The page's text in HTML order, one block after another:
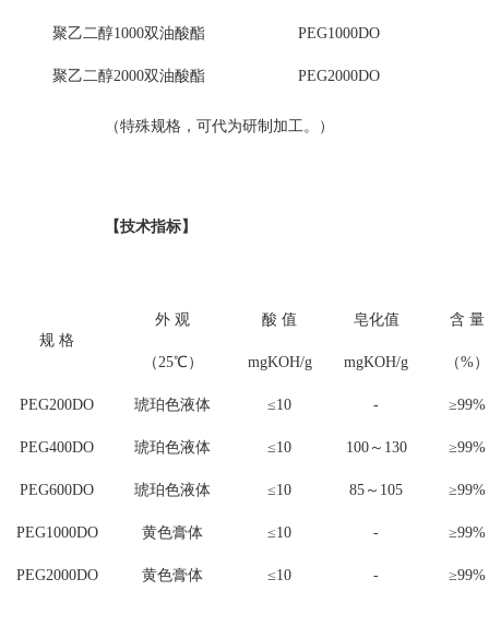
聚乙二醇1000双油酸酯 PEG1000DO
聚乙二醇2000双油酸酯 PEG2000DO
（特殊规格，可代为研制加工。）
【技术指标】
规 格
外 观
（25℃）
酸 值
mgKOH/g
皂化值
mgKOH/g
含 量
（%）
PEG200DO 琥珀色液体 ≤10 - ≥99%
PEG400DO 琥珀色液体 ≤10 100～130 ≥99%
PEG600DO 琥珀色液体 ≤10 85～105 ≥99%
PEG1000DO 黄色膏体 ≤10 - ≥99%
PEG2000DO 黄色膏体 ≤10 - ≥99%